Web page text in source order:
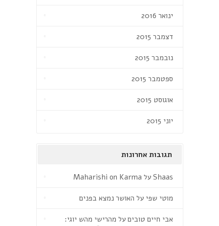
ינואר 2016
דצמבר 2015
נובמבר 2015
ספטמבר 2015
אוגוסט 2015
יוני 2015
תגובות אחרונות
Shaas על Maharishi on Karma
מוטי שפי על האושר נמצא בפנים
אבי חיים טובים על מהרישי מהש יוגי: